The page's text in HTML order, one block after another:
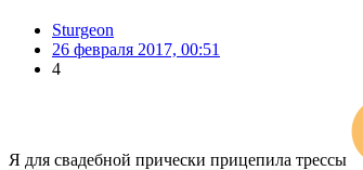
Sturgeon
26 февраля 2017, 00:51
4
Я для свадебной прически прицепила трессы